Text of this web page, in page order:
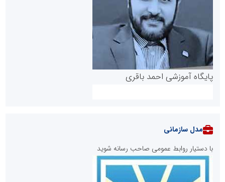
پایگاه آموزشی احمد باقری
مدل سازمانی
با دستیار روابط عمومی صاحب رسانه شوید